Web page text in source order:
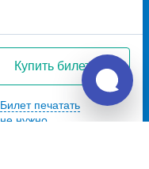
Купить билет
Билет печатать
не нужно